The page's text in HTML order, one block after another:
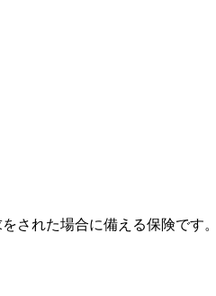
された場合に備える保険です。